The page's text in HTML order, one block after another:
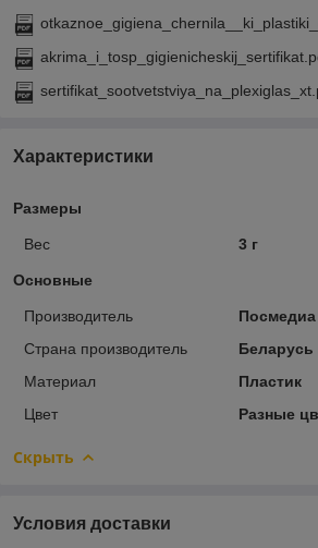
Характеристики
Размеры
Вес 3 г
Основные
Производитель
Посмедиа
Страна производитель
Беларусь
Материал
Пластик
Цвет
Разные
Скрыть
Условия доставки